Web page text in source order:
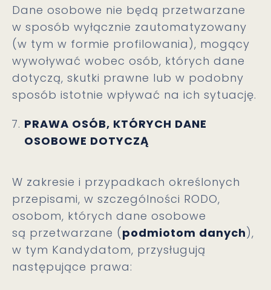
Dane osobowe nie będą przetwarzane
w sposób wyłącznie zautomatyzowany
(w tym w formie profilowania), mogący
wywoływać wobec osób, których dane
dotyczą, skutki prawne lub w podobny
sposób istotnie wpływać na ich sytuację.
PRAWA OSÓB, KTÓRYCH DANE
OSOBOWE DOTYCZĄ
W zakresie i przypadkach określonych
przepisami, w szczególności RODO,
osobom, których dane osobowe
są przetwarzane (podmiotom danych),
w tym Kandydatom, przysługują
następujące prawa: